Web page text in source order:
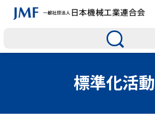
標準化活動